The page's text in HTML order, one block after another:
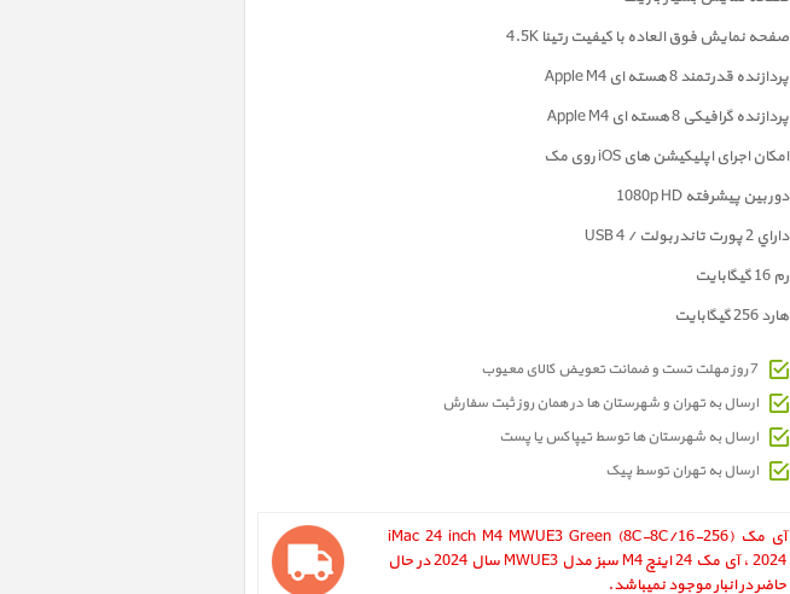
صفحه نمايش فوق العاده با کيفيت رتينا 4.5K
پردازنده قدرتمند 8 هسته ای Apple M4
پردازنده گرافیکی 8 هسته ای Apple M4
امکان اجرای اپلیکیشن های iOS روی مک
دوربین پیشرفته 1080p HD
داراي 2 پورت تاندربولت / USB 4
رم 16 گیگابایت
هارد 256 گیگابایت
7 روز مهلت تست و ضمانت تعویض کالای معیوب
ارسال به تهران و شهرستان ها در همان روز ثبت سفارش
ارسال به شهرستان ها توسط تیپاکس یا پست
ارسال به تهران توسط پیک
آی مک iMac 24 inch M4 MWUE3 Green (8C-8C/16-256)
2024 ، آی مک 24 اینچ M4 سبز مدل MWUE3 سال 2024 در حال
حاضر در انبار موجود نمیباشد.